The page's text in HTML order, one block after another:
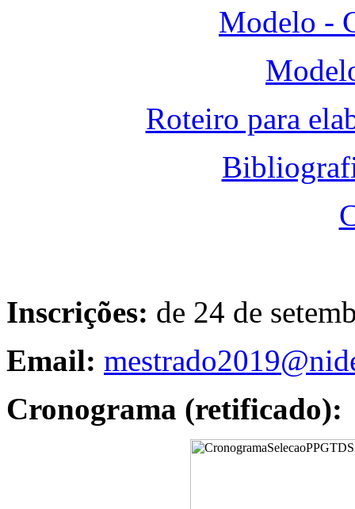
Modelo -
Roteiro para
Inscrições: de 24 de
Email:
Cronograma (retificado):